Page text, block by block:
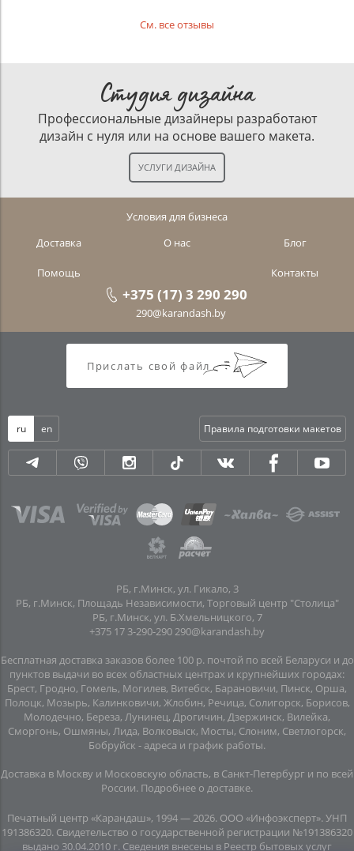
См. все отзывы
Студия дизайна
Профессиональные дизайнеры разработают
дизайн с нуля или на основе вашего макета.
Условия для бизнеса
Доставка
О нас Блог
Помощь Контакты
+375 (17) 3 290 290
290@karandash.by
Прислать свой файл
ru en Правила подготовки макетов
РБ, г.Минск, ул. Гикало, 3
РБ, г.Минск, Площадь Независимости, Торговый центр "Столица"
РБ, г.Минск, ул. Б.Хмельницкого, 7
+375 17 3-290-290 290@karandash.by
Бесплатная доставка заказов более 100 р. почтой по всей Беларуси и до
пунктов выдачи во всех областных центрах и крупнейших городах:
Брест, Гродно, Гомель, Могилев, Витебск, Барановичи, Пинск, Орша,
Полоцк, Мозырь, Калинковичи, Жлобин, Речица, Солигорск, Борисов,
Молодечно, Береза, Лунинец, Дрогичин, Дзержинск, Вилейка,
Сморгонь, Ошмяны, Лида, Волковыск, Мосты, Слоним, Светлогорск,
Бобруйск - адреса и график работы.
Доставка в Москву и Московскую область, в Санкт-Петербург и по всей
Росcии. Подробнее о доставке.
Печатный центр «Карандаш», 1994 — 2026. ООО «Инфоэксперт». УНП
191386320. Свидетельство о государственной регистрации №191386320
выдано 30.04.2010 г. Сведения внесены в Реестр бытовых услуг